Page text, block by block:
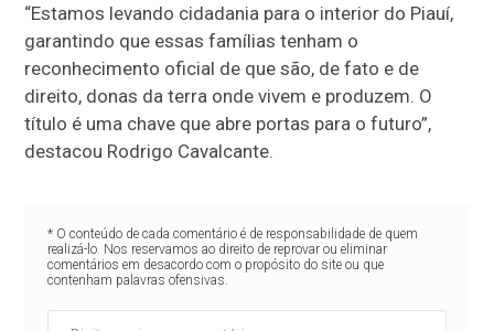
“Estamos levando cidadania para o interior do Piauí,
garantindo que essas famílias tenham o
reconhecimento oficial de que são, de fato e de
direito, donas da terra onde vivem e produzem. O
título é uma chave que abre portas para o futuro”,
destacou Rodrigo Cavalcante.
* O conteúdo de cada comentário é de responsabilidade de quem
realizá-lo. Nos reservamos ao direito de reprovar ou eliminar
comentários em desacordo com o propósito do site ou que
contenham palavras ofensivas.